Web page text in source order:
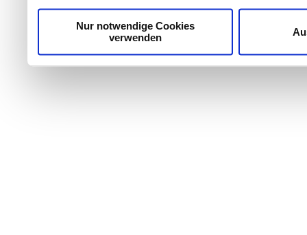
Dienste gesammelt haben.
Nur notwendige Cookies
verwenden